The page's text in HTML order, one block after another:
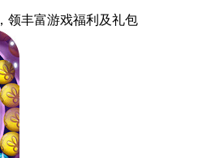
，领丰富游戏福利 及礼包